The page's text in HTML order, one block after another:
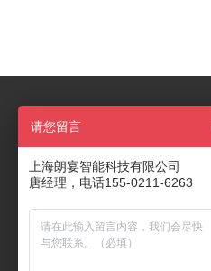
关于朗宴
以智能产品 成就便利生活
上海朗宴智能科技有限公司成立
智能、自助终端产品集研发、设
司主要产品：访客机、人脸终端
请您留言
上海朗宴智能科技有限公司
唐经理，电话155-0211-6263